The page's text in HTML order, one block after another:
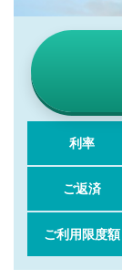
利率
ご返済
ご利用限度額